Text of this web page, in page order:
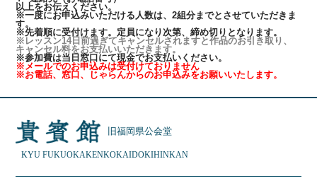
以上をお伝えください。
※一度にお申込みいただける人数は、2組分までとさせていただきま
す。
※先着順に受付けます。定員になり次第、締め切りとなります。
※レッスン14日前過ぎてキャンセルされますと作品のお引き取り、
キャンセル料をお支払いいただきます。
※参加費は当日窓口にて現金でお支払いください。
※メールでのお申込みは受付けておりません
※お電話、窓口、じゃらんからのお申込みをお願いいたします。
旧福岡県公会堂
KYU FUKUOKAKENKOKAIDOKIHINKAN